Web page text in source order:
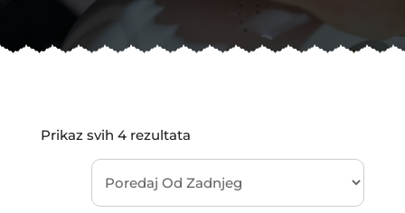
Prikaz svih 4 rezultataSorted
latest